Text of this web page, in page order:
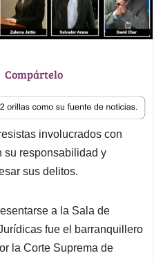
T
r
e
a
d
s
Compártelo
involucrados con
su responsabilidad y
sus delitos.
a la Sala de
fue el barranquillero
la Corte Suprema de